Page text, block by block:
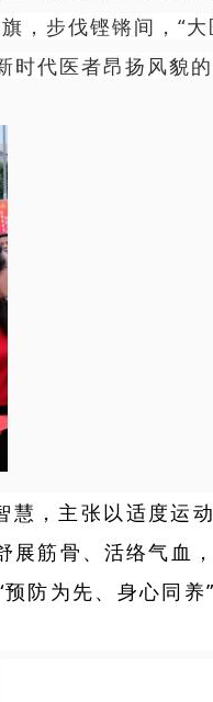
，步伐铿锵间，“
时代医者昂扬风貌
慧，主张以适度运
展筋骨、活络气血
防为先、身心同养